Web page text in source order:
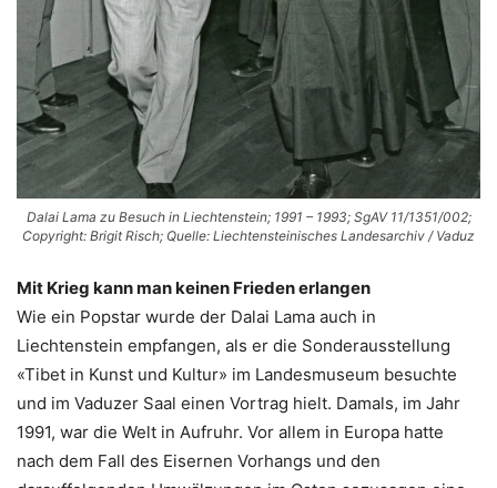
Dalai Lama zu Besuch in Liechtenstein; 1991 – 1993; SgAV 11/1351/002;
Copyright: Brigit Risch; Quelle: Liechtensteinisches Landesarchiv / Vaduz
Mit Krieg kann man keinen Frieden erlangen
Wie ein Popstar wurde der Dalai Lama auch in
Liechtenstein empfangen, als er die Sonderausstellung
«Tibet in Kunst und Kultur» im Landesmuseum besuchte
und im Vaduzer Saal einen Vortrag hielt. Damals, im Jahr
1991, war die Welt in Aufruhr. Vor allem in Europa hatte
nach dem Fall des Eisernen Vorhangs und den